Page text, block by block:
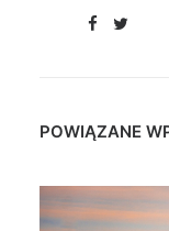
POWIĄZANE